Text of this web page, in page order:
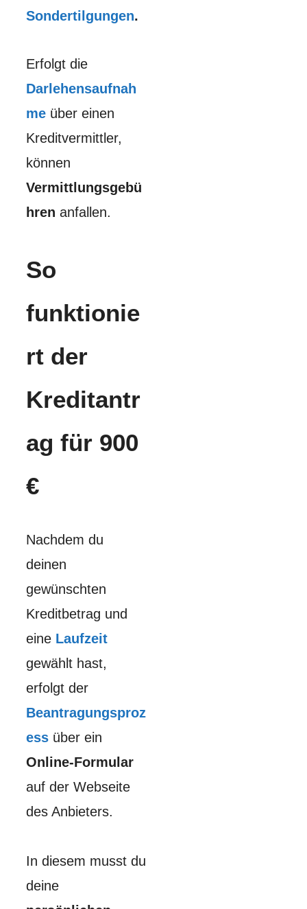
Sondertilgungen.
Erfolgt die
Darlehensaufnah
me über einen
Kreditvermittler,
können
Vermittlungsgebü
hren anfallen.
So
funktionie
rt der
Kreditantr
ag für 900
€
Nachdem du
deinen
gewünschten
Kreditbetrag und
eine Laufzeit
gewählt hast,
erfolgt der
Beantragungsproz
ess über ein
Online-Formular
auf der Webseite
des Anbieters.
In diesem musst du
deine